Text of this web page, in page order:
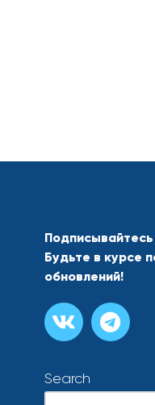
Будьте в курсе
обновлений!
Search